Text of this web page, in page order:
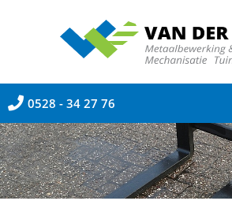
0528 - 34 27 76